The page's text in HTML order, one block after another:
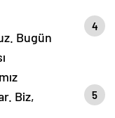
Bugün
Biz,
4
5